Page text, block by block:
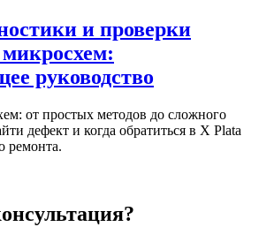
и проверки
руководство
от простых методов до сложного
дефект и когда обратиться в X Plata
ремонта.